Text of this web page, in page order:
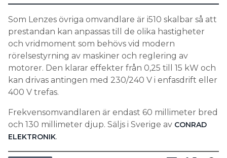
Som Lenzes övriga omvandlare är i510 skalbar så att
prestandan kan anpassas till de olika hastigheter
och vridmoment som behövs vid modern
rörelsestyrning av maskiner och reglering av
motorer. Den klarar effekter från 0,25 till 15 kW och
kan drivas antingen med 230/240 V i enfasdrift eller
400 V trefas.
Frekvensomvandlaren är endast 60 millimeter bred
och 130 millimeter djup. Säljs i Sverige av CONRAD
ELEKTRONIK.